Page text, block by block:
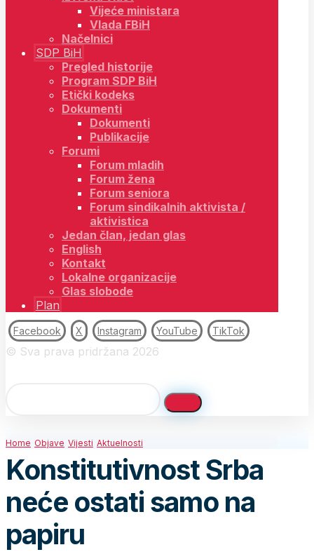
Vijeće ministara
Vlada FBiH
Načelnici
SDP BiH
Pregled historije
Program SDP BiH
Etički kodeks
Dokumenti
Dokumenti
Publikacije
Forumi
Forum mladih
Forum žena
Forum seniora
Forum sindikalnih aktivista /
aktivistica
Jedan član, jedan glas
English
Kontakt
Lokalne organizacije
Glas slobode
Plan
Facebook X Instagram YouTube TikTok
© Sva prava pridržana 2026
Home Objave Vijesti Aktuelnosti
Konstitutivnost Srba
neće ostati samo na
papiru